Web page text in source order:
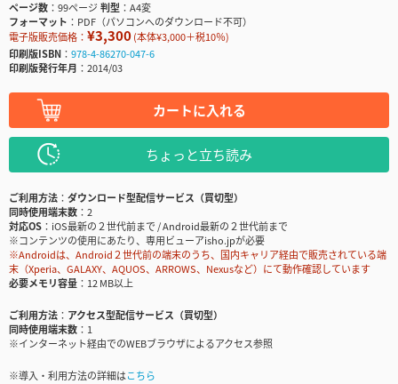
ページ数
99ページ判型
A4変
フォーマット
PDF（パソコンへのダウンロード不可）
電子版販売価格： ¥3,300(本体¥3,000＋税10％)
印刷版ISBN
978-4-86270-047-6
印刷版発行年月
2014/03
カートに入れる
ちょっと立ち読み
ご利用方法
ダウンロード型配信サービス（買切型）
同時使用端末数
2
対応OS
iOS最新の２世代前まで / Android最新の２世代前まで
※コンテンツの使用にあたり、専用ビューアisho.jpが必要
※Androidは、Android２世代前の端末のうち、国内キャリア経由で販売されている端
末（Xperia、GALAXY、AQUOS、ARROWS、Nexusなど）にて動作確認しています
必要メモリ容量
12 MB以上
ご利用方法
アクセス型配信サービス（買切型）
同時使用端末数
1
※インターネット経由でのWEBブラウザによるアクセス参照
※導入・利用方法の詳細はこちら